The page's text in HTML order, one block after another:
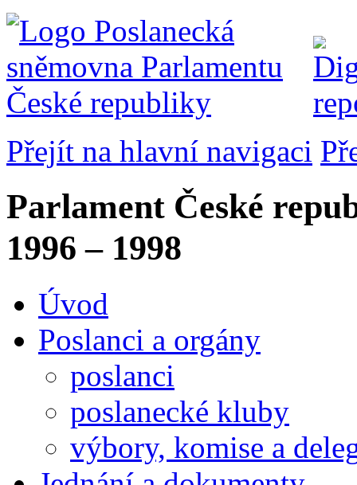
Přejít na hlavní navigaci
Parlament České
1996 – 1998
Úvod
Poslanci a orgány
poslanci
poslanecké kluby
výbory, komise a